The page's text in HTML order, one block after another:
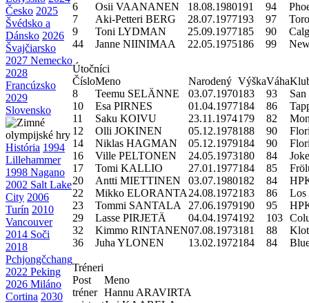
Česko 2025
Švédsko a
Dánsko 2026
Švajčiarsko
2027 Nemecko
2028
Francúzsko
2029
Slovensko
História 1994
Lillehammer
1998 Nagano
2002 Salt Lake
City 2006
Turín 2010
Vancouver
2014 Soči
2018
Pchjongčchang
2022 Peking
2026 Miláno
Cortina 2030
6
Osii VAANANEN 18.08.1980191 94
7
Aki-Petteri BERG 28.07.1977193 97
9
Toni LYDMAN 25.09.1977185 90
44
Janne NIINIMAA 22.05.1975186 99
Útočníci
ČísloMeno Narodený VýškaVáha
8
Teemu SELÄNNE 03.07.1970183 93
San
10
Esa PIRNES 01.04.1977184 86
11
Saku KOIVU 23.11.1974179 82
12
Olli JOKINEN 05.12.1978188 90
14
Niklas HAGMAN 05.12.1979184 90
16
Ville PELTONEN 24.05.1973180 84
17
Tomi KALLIO 27.01.1977184 85
20
Antti MIETTINEN 03.07.1980182 84
22
Mikko ELORANTA 24.08.1972183 86
Los
23
Tommi SANTALA 27.06.1979190 95
29
Lasse PIRJETÄ 04.04.1974192 103
32
Kimmo RINTANEN07.08.1973181 88
36
Juha YLONEN 13.02.1972184 84
Tréneri
Post
Meno
tréner Hannu ARAVIRTA